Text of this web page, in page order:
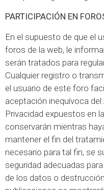
PARTICIPACIÓN EN
En el supuesto de que el
foros de la web, le
serán tratados para
Cualquier registro o
el usuario de este foro
aceptación inequívoca
Privacidad expuestos en
conservarán mientras
mantener el fin del
necesario para tal fin, se
seguridad adecuadas
de los datos o